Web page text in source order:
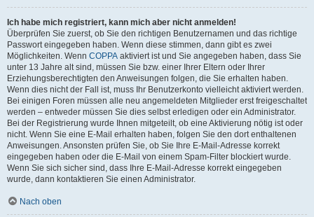
Ich habe mich registriert, kann mich aber nicht anmelden!
Überprüfen Sie zuerst, ob Sie den richtigen Benutzernamen und das richtige
Passwort eingegeben haben. Wenn diese stimmen, dann gibt es zwei
Möglichkeiten. Wenn COPPA aktiviert ist und Sie angegeben haben, dass Sie
unter 13 Jahre alt sind, müssen Sie bzw. einer Ihrer Eltern oder Ihrer
Erziehungsberechtigten den Anweisungen folgen, die Sie erhalten haben.
Wenn dies nicht der Fall ist, muss Ihr Benutzerkonto vielleicht aktiviert werden.
Bei einigen Foren müssen alle neu angemeldeten Mitglieder erst freigeschaltet
werden – entweder müssen Sie dies selbst erledigen oder ein Administrator.
Bei der Registrierung wurde Ihnen mitgeteilt, ob eine Aktivierung nötig ist oder
nicht. Wenn Sie eine E-Mail erhalten haben, folgen Sie den dort enthaltenen
Anweisungen. Ansonsten prüfen Sie, ob Sie Ihre E-Mail-Adresse korrekt
eingegeben haben oder die E-Mail von einem Spam-Filter blockiert wurde.
Wenn Sie sich sicher sind, dass Ihre E-Mail-Adresse korrekt eingegeben
wurde, dann kontaktieren Sie einen Administrator.
Nach oben